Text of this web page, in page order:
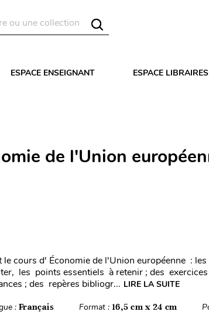
ESPACE ENSEIGNANT ESPACE LIBRAIRES
de l'Union
cours d' Économie de l'Union européenne :
les points essentiels à retenir ; des
; des repères bibliogr... LIRE LA SUITE
: Français Format : 16,5 cm x 24 cm